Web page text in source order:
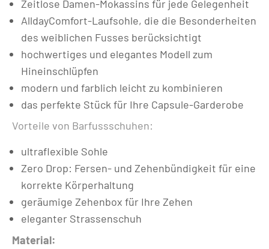
Zeitlose Damen-Mokassins für jede Gelegenheit
AlldayComfort-Laufsohle, die die Besonderheiten
des weiblichen Fusses berücksichtigt
hochwertiges und elegantes Modell zum
Hineinschlüpfen
modern und farblich leicht zu kombinieren
das perfekte Stück für Ihre Capsule-Garderobe
Vorteile von Barfussschuhen:
ultraflexible Sohle
Zero Drop: Fersen- und Zehenbündigkeit für eine
korrekte Körperhaltung
geräumige Zehenbox für Ihre Zehen
eleganter Strassenschuh
Material: